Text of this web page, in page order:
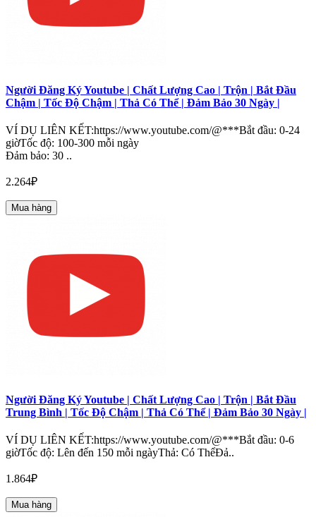
Người Đăng Ký Youtube | Chất Lượng Cao | Trộn | Bắt Đầu
Chậm | Tốc Độ Chậm | Thả Có Thể | Đảm Bảo 30 Ngày |
VÍ DỤ LIÊN KẾT:https://www.youtube.com/@***Bắt đầu: 0-24
giờTốc độ: 100-300 mỗi ngày
Đảm bảo: 30 ..
2.264₽
Mua hàng
Người Đăng Ký Youtube | Chất Lượng Cao | Trộn | Bắt Đầu
Trung Bình | Tốc Độ Chậm | Thả Có Thể | Đảm Bảo 30 Ngày |
VÍ DỤ LIÊN KẾT:https://www.youtube.com/@***Bắt đầu: 0-6
giờTốc độ: Lên đến 150 mỗi ngàyThả: Có ThểĐả..
1.864₽
Mua hàng